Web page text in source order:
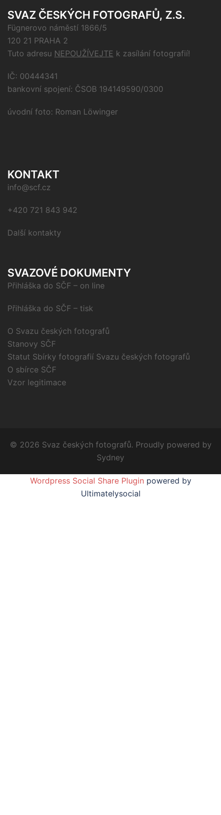
SVAZ ČESKÝCH FOTOGRAFŮ, Z.S.
Fügnerovo náměstí 1866/5
120 21 PRAHA 2
Tuto adresu NEPOUŽÍVEJTE k zasílání fotografií!
IČ: 00444341
bankovní spojení: ČSOB 194149590/0300
úvodní foto: Roman Löwinger
KONTAKT
info@scf.cz
+420 721 843 942
Další kontakty
SVAZOVÉ DOKUMENTY
Přihláška do SČF – on line
Přihláška do SČF – tisk
O Svazu českých fotografů
Stanovy SČF
Statut Sbírky fotografií Svazu českých fotografů
O sbírce SČF
Vzor legitimace
© 2026 Svaz českých fotografů. Proudly powered by
Sydney
Wordpress Social Share Plugin powered by
Ultimatelysocial